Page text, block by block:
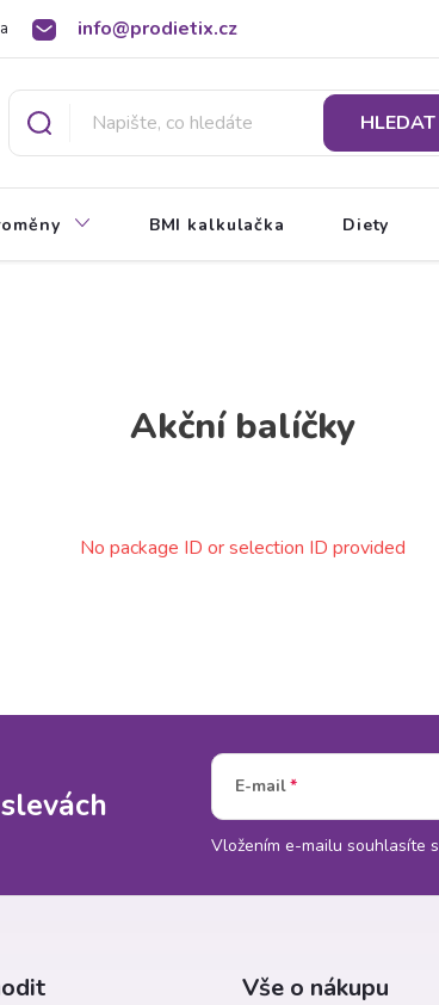
info@prodietix.cz
BMI kalkulačka O Prodietix dietě
HLEDAT
BMI kalkulačka Diety
E-mail
Vložením e-mailu souhlasíte s
Vše o nákupu